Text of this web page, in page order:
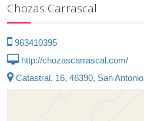
Chozas Carrascal
963410395
http://chozascarrascal.com/
Catastral, 16, 46390, San Antonio